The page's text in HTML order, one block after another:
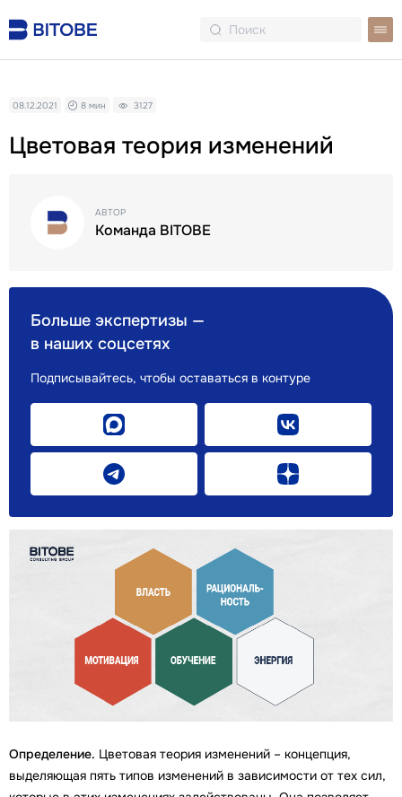
Цветовая теория изменений
08.12.2021 8 мин 3127
Определение. Цветовая теория изменений – концепция,
выделяющая пять типов изменений в зависимости от тех сил,
Больше экспертизы —
в наших соцсетях
Подписывайтесь, чтобы оставаться в контуре
АВТОР
Команда BITOBE